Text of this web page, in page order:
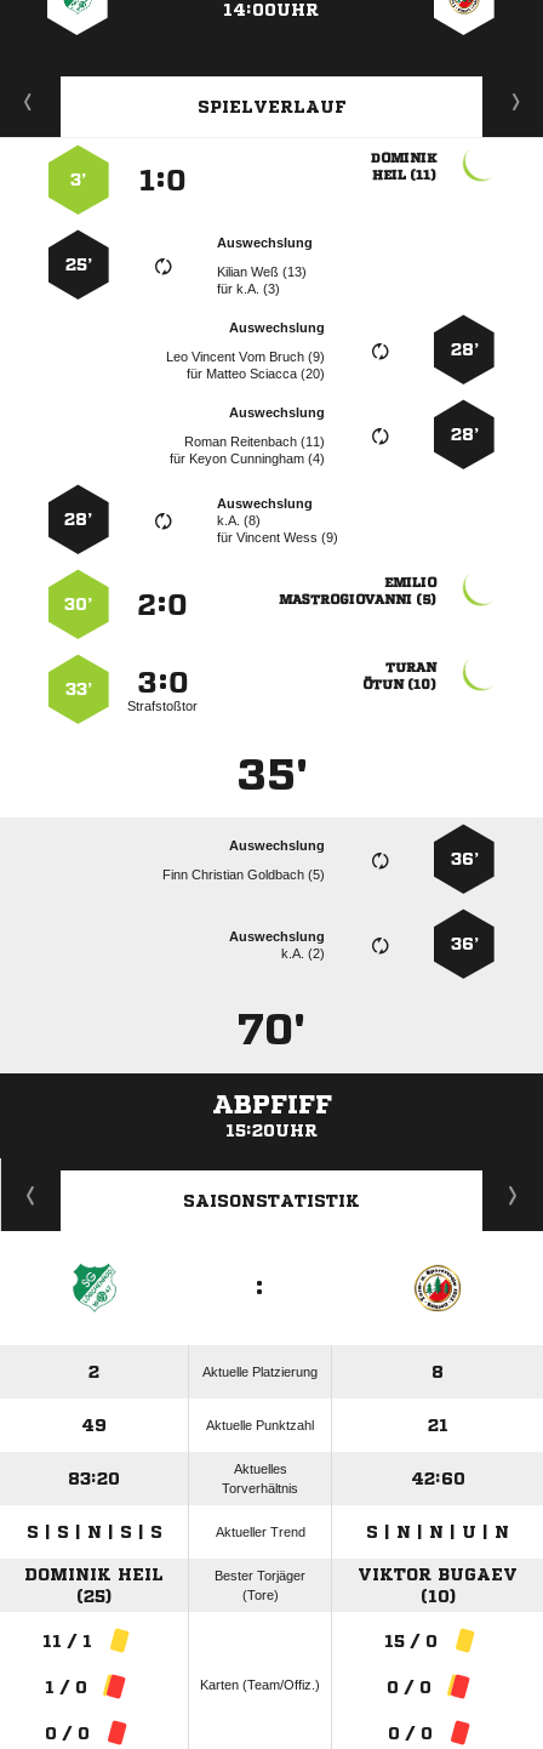
14:00UHR
SPIELVERLAUF

 
:
3’
Auswechslung
  
fürk.A. (3)
25’
28’
Auswechslung
    
für   
28’
Auswechslung
  
für   
Auswechslung
k.A. (8)
für  
28’

 
:
30’

 
:
Strafstoßtor
33’
35'
36’
Auswechslung
   
36’
Auswechslung
k.A. (2)
70'
ABPFIFF
15:20UHR
ANZEIGE
SAISONSTATISTIK
:
2 Aktuelle Platzierung 8
49 Aktuelle Punktzahl 21
83:20
Aktuelles
Torverhältnis
42:60
S | S | N | S | S Aktueller Trend S | N | N | U | N
DOMINIK HEIL
(25)
Bester Torjäger
(Tore)
VIKTOR BUGAEV
(10)
11 / 1
1 / 0
0 / 0
Karten (Team/Offiz.)
15 / 0
0 / 0
0 / 0